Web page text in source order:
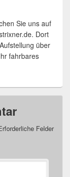
Sie uns auf
Dort
über
fahrbares
Felder